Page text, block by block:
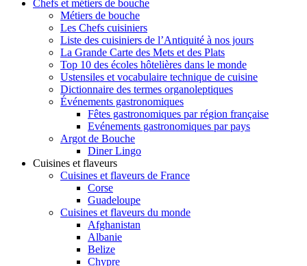
Chefs et métiers de bouche
Métiers de bouche
Les Chefs cuisiniers
Liste des cuisiniers de l’Antiquité à nos jours
La Grande Carte des Mets et des Plats
Top 10 des écoles hôtelières dans le monde
Ustensiles et vocabulaire technique de cuisine
Dictionnaire des termes organoleptiques
Événements gastronomiques
Fêtes gastronomiques par région française
Evénements gastronomiques par pays
Argot de Bouche
Diner Lingo
Cuisines et flaveurs
Cuisines et flaveurs de France
Corse
Guadeloupe
Cuisines et flaveurs du monde
Afghanistan
Albanie
Belize
Chypre